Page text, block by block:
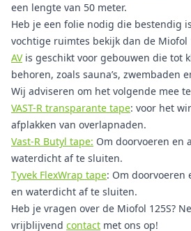
een lengte van 50 meter.
Heb je een folie nodig die bestendig
vochtige ruimtes bekijk dan de Miofol
AVis geschikt voor gebouwen die tot
behoren, zoals sauna’s, zwembaden
Wij adviseren om het volgende mee
VAST-R transparante tape: voor het
afplakken van overlapnaden.
Vast-R Butyl tape: Om doorvoeren en
waterdicht af te sluiten.
Tyvek FlexWrap tape: Om
en waterdicht af te sluiten.
Heb je vragen over de Miofol 125S?
vrijblijvend contact met ons op!